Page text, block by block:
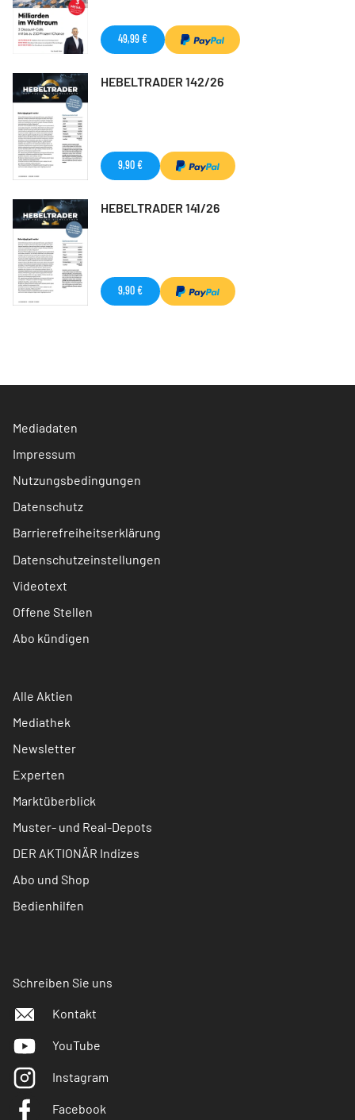
49,99 €
HEBELTRADER 142/26
9,90 €
HEBELTRADER 141/26
9,90 €
Mediadaten
Impressum
Nutzungsbedingungen
Datenschutz
Barrierefreiheitserklärung
Datenschutzeinstellungen
Videotext
Offene Stellen
Abo kündigen
Alle Aktien
Mediathek
Newsletter
Experten
Marktüberblick
Muster- und Real-Depots
DER AKTIONÄR Indizes
Abo und Shop
Bedienhilfen
Schreiben Sie uns
Kontakt
YouTube
Instagram
Facebook